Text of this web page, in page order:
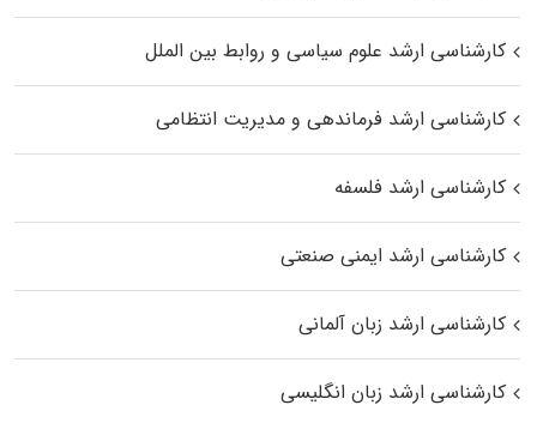
کارشناسی ارشد علوم سیاسی و روابط بین الملل
کارشناسی ارشد فرماندهی و مدیریت انتظامی
کارشناسی ارشد فلسفه
کارشناسی ارشد ایمنی صنعتی
کارشناسی ارشد زبان آلمانی
کارشناسی ارشد زبان انگلیسی